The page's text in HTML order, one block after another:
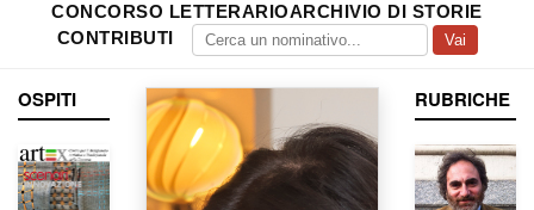
CONCORSO LETTERARIOARCHIVIO DI STORIE
CONTRIBUTI
Vai
OSPITI RUBRICHE